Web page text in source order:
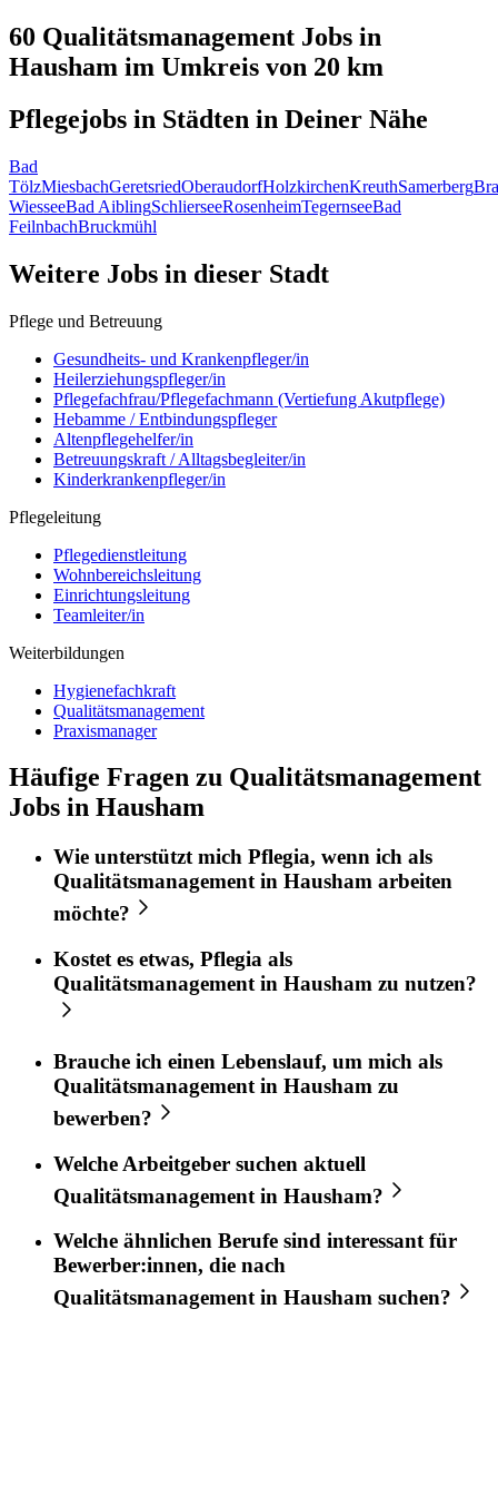
60 Qualitätsmanagement Jobs in
Hausham im Umkreis von 20 km
Pflegejobs in Städten in Deiner Nähe
Bad
TölzMiesbachGeretsriedOberaudorfHolzkirchenKreuthSamerberg
WiesseeBad AiblingSchlierseeRosenheimTegernseeBad
FeilnbachBruckmühl
Weitere Jobs in dieser Stadt
Pflege und Betreuung
Gesundheits- und Krankenpfleger/in
Heilerziehungspfleger/in
Pflegefachfrau/Pflegefachmann (Vertiefung Akutpflege)
Hebamme / Entbindungspfleger
Altenpflegehelfer/in
Betreuungskraft / Alltagsbegleiter/in
Kinderkrankenpfleger/in
Pflegeleitung
Pflegedienstleitung
Wohnbereichsleitung
Einrichtungsleitung
Teamleiter/in
Weiterbildungen
Hygienefachkraft
Qualitätsmanagement
Praxismanager
Häufige Fragen zu Qualitätsmanagement
Jobs in Hausham
Wie unterstützt mich Pflegia, wenn ich als
Qualitätsmanagementin Hausham arbeiten
möchte?
Kostet es etwas, Pflegia als
Qualitätsmanagement in Hausham zu nutzen?
Brauche ich einen Lebenslauf, um mich als
Qualitätsmanagement in Hausham zu
bewerben?
Welche Arbeitgeber suchen aktuell
Qualitätsmanagement in Hausham?
Welche ähnlichen Berufe sind interessant für
Bewerber:innen, die nach
Qualitätsmanagementin Hausham suchen?